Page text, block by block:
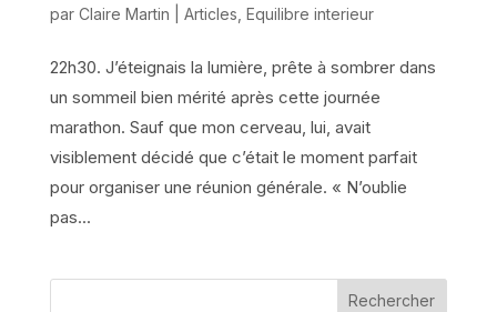
par Claire Martin Articles Equilibre interieur
22h30. J’éteignais la lumière, prête à sombrer dans
un sommeil bien mérité après cette journée
marathon. Sauf que mon cerveau, lui, avait
visiblement décidé que c’était le moment parfait
pour organiser une réunion générale. « N’oublie
pas...
Rechercher